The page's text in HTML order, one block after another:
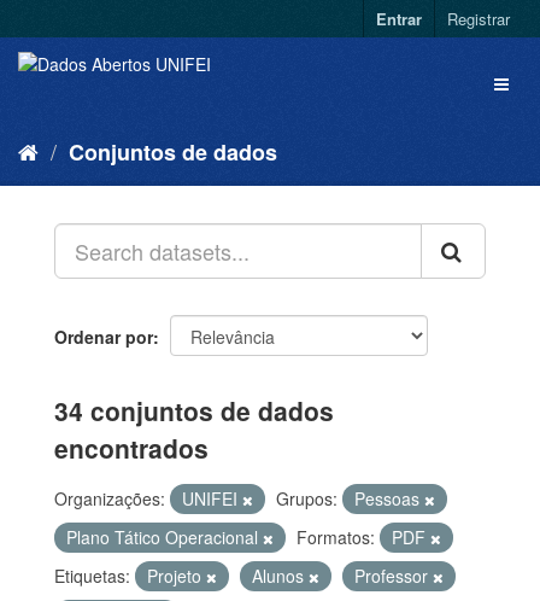
Entrar Registrar
Conjuntos de dados
Ordenar por
34 conjuntos de dados
encontrados
Organizações: UNIFEI Grupos:
Pessoas
Plano Tático Operacional
Formatos:
PDF
Etiquetas:
Projeto Alunos
Professor